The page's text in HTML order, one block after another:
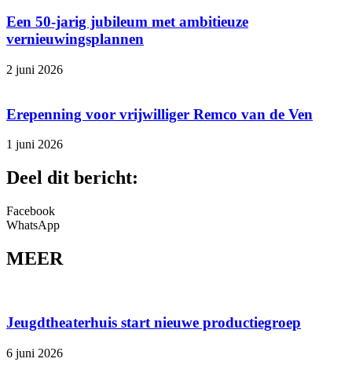
Een 50-jarig jubileum met ambitieuze
vernieuwingsplannen
2 juni 2026
Erepenning voor vrijwilliger Remco van de Ven
1 juni 2026
Deel dit bericht:
Facebook
WhatsApp
MEER
Jeugdtheaterhuis start nieuwe productiegroep
6 juni 2026